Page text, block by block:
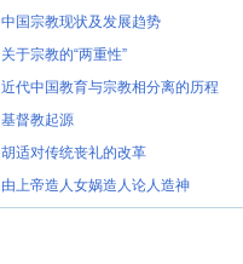
中国宗教现状及发展趋势
关于宗教的“两重性”
近代中国教育与宗教相分离的历程
基督教起源
胡适对传统丧礼的改革
由上帝造人女娲造人论人造神